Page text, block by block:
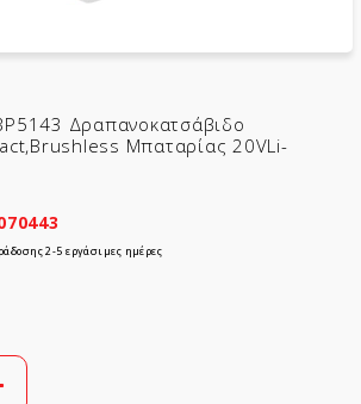
Δραπανοκατσάβιδο
Μπαταρίας 20VLi-
2-5 εργάσιμες ημέρες